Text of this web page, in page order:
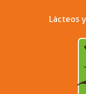
Lácteos